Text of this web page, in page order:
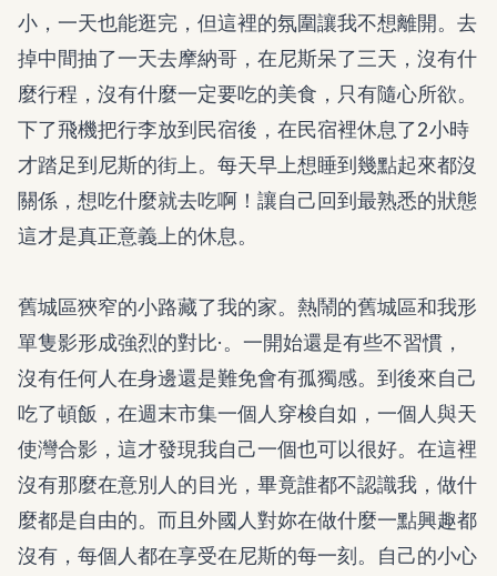
小，一天也能逛完，但這裡的氛圍讓我不想離開。去
掉中間抽了一天去摩納哥，在尼斯呆了三天，沒有什
麼行程，沒有什麼一定要吃的美食，只有隨心所欲。
下了飛機把行李放到民宿後，在民宿裡休息了2小時
才踏足到尼斯的街上。每天早上想睡到幾點起來都沒
關係，想吃什麼就去吃啊！讓自己回到最熟悉的狀態
這才是真正意義上的休息。
舊城區狹窄的小路藏了我的家。熱鬧的舊城區和我形
單隻影形成強烈的對比·。一開始還是有些不習慣，
沒有任何人在身邊還是難免會有孤獨感。到後來自己
吃了頓飯，在週末市集一個人穿梭自如，一個人與天
使灣合影，這才發現我自己一個也可以很好。在這裡
沒有那麼在意別人的目光，畢竟誰都不認識我，做什
麼都是自由的。而且外國人對妳在做什麼一點興趣都
沒有，每個人都在享受在尼斯的每一刻。自己的小心